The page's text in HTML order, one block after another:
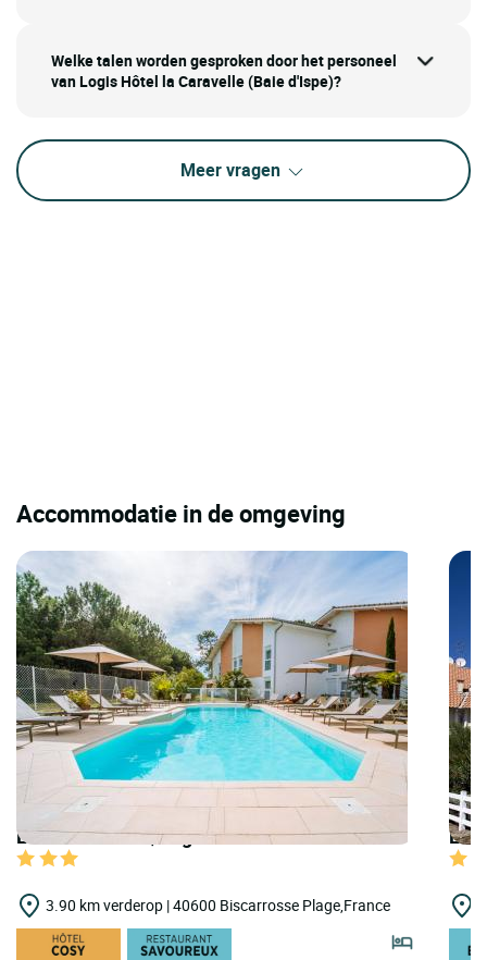
Welke talen worden gesproken door het personeel
van Logis Hôtel la Caravelle (Baie d'Ispe)?
Meer vragen
Accommodatie in de omgeving
LOGIS HOTELS | Logis Hôtel la Forestière
3.90 km verderop | 40600 Biscarrosse Plage,France